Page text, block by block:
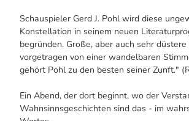
Schauspieler Gerd J. Pohl wird diese
Konstellation in seinem neuen
begründen. Große, aber auch sehr
vorgetragen von einer wandelbaren
gehört Pohl zu den besten seiner Zunft."
Ein Abend, der dort beginnt, wo der
Wahnsinnsgeschichten sind das - im